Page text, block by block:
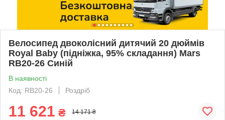
Велосипед двоколісний дитячий 20 дюймів
Royal Baby (підніжка, 95% складання) Mars
RB20-26 Синій
В наявності
Код: RB20-26
Роздріб
11 621 ₴ 14 171 ₴